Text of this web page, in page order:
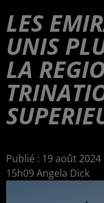
LES
UNIS
LA
Publié : 19 août
15h09 Angela Dick